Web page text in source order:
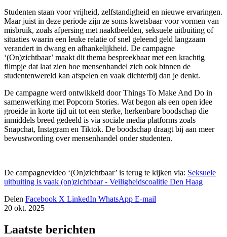
Studenten staan voor vrijheid, zelfstandigheid en nieuwe ervaringen.
Maar juist in deze periode zijn ze soms kwetsbaar voor vormen van
misbruik, zoals afpersing met naaktbeelden, seksuele uitbuiting of
situaties waarin een leuke relatie of snel geleend geld langzaam
verandert in dwang en afhankelijkheid. De campagne
‘(On)zichtbaar’ maakt dit thema bespreekbaar met een krachtig
filmpje dat laat zien hoe mensenhandel zich ook binnen de
studentenwereld kan afspelen en vaak dichterbij dan je denkt.
De campagne werd ontwikkeld doorThings To Make And Do in
samenwerking met Popcorn Stories. Wat begon als een open idee
groeide in korte tijd uit tot een sterke, herkenbare boodschap die
inmiddels breed gedeeld is via sociale media platforms zoals
Snapchat, Instagram en Tiktok. De boodschap draagt bij aan meer
bewustwording over mensenhandel onder studenten.
De campagnevideo ‘(On)zichtbaar’ is terug te kijken via: Seksuele
uitbuiting is vaak (on)zichtbaar - Veiligheidscoalitie Den Haag
Delen Facebook X LinkedIn WhatsApp E-mail
20 okt. 2025
Laatste berichten